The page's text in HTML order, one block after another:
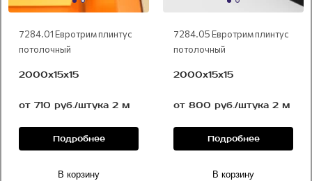
7284.01 Евротрим плинтус
потолочный
2000х15х15
от 710 руб./штука 2 м
Подробнее
В корзину
7284.05 Евротрим плинтус
потолочный
2000х15х15
от 800 руб./штука 2 м
Подробнее
В корзину